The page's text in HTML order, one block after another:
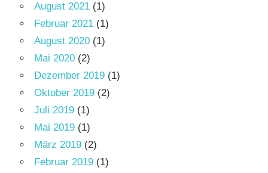
August 2021 (1)
Februar 2021 (1)
August 2020 (1)
Mai 2020 (2)
Dezember 2019 (1)
Oktober 2019 (2)
Juli 2019 (1)
Mai 2019 (1)
März 2019 (2)
Februar 2019 (1)